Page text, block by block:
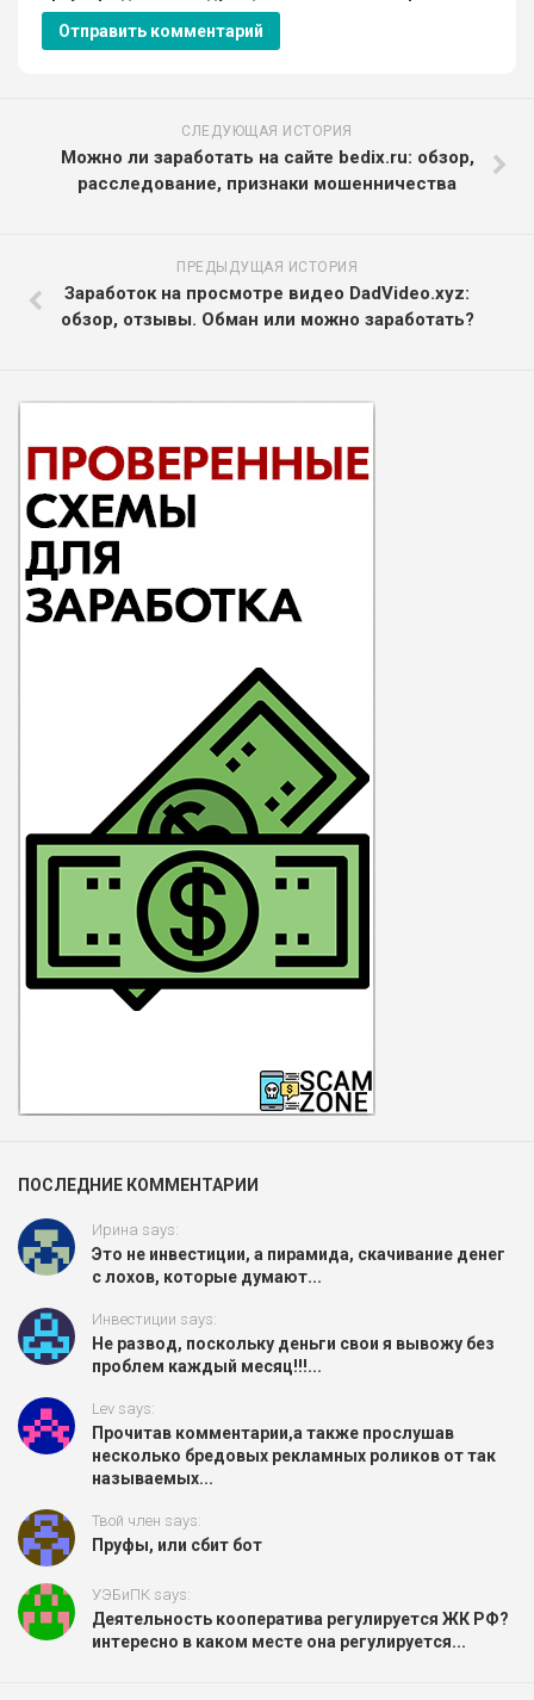
СЛЕДУЮЩАЯ ИСТОРИЯ
Можно ли заработать на сайте bedix.ru: обзор,
расследование, признаки мошенничества
ПРЕДЫДУЩАЯ ИСТОРИЯ
Заработок на просмотре видео DadVideo.xyz:
обзор, отзывы. Обман или можно заработать?
ПОСЛЕДНИЕ КОММЕНТАРИИ
Ирина says:
Это не инвестиции, а пирамида, скачивание денег
с лохов, которые думают...
Инвестиции says:
Не развод, поскольку деньги свои я вывожу без
проблем каждый месяц!!!...
Lev says:
Прочитав комментарии,а также прослушав
несколько бредовых рекламных роликов от так
называемых...
Твой член says:
Пруфы, или сбит бот
УЭБиПК says:
Деятельность кооператива регулируется ЖК РФ?
интересно в каком месте она регулируется...